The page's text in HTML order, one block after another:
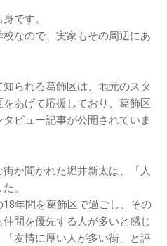
です。
なので、実家もその周辺にあ
られる葛飾区は、地元のスタ
あげて応援しており、葛飾区
ビュー記事が公開されていま
か聞かれた堀井新太は、「人
。
年間を葛飾区で過ごし、その
間を優先する人が多いと感じ
友情に厚い人が多い街」と評